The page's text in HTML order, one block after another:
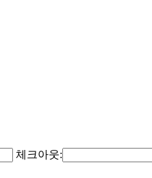
체크아웃: